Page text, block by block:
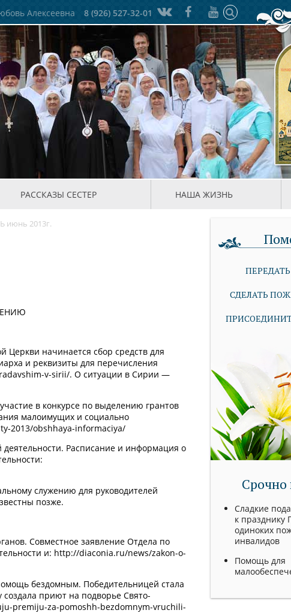
Алексеевна 8 (926) 527-32-01
РАССКАЗЫ СЕСТЕР НАША ЖИЗНЬ
2013г.
Церкви начинается сбор средств для
и реквизиты для перечисления
v-sirii/. О ситуации в Сирии —
в конкурсе по выделению грантов
малоимущих и социально
2013/obshhaya-informaciya/
Расписание и информация о
служению для руководителей
позже.
Совместное заявление Отдела по
и: http://diaconia.ru/news/zakon-o-
бездомным. Победительницей стала
создала приют на подворье Свято-
premiju-za-pomoshh-bezdomnym-vruchili-
СДЕЛАТЬ
Сладкие
к празднику
одиноких
инвалидов
Помощь для